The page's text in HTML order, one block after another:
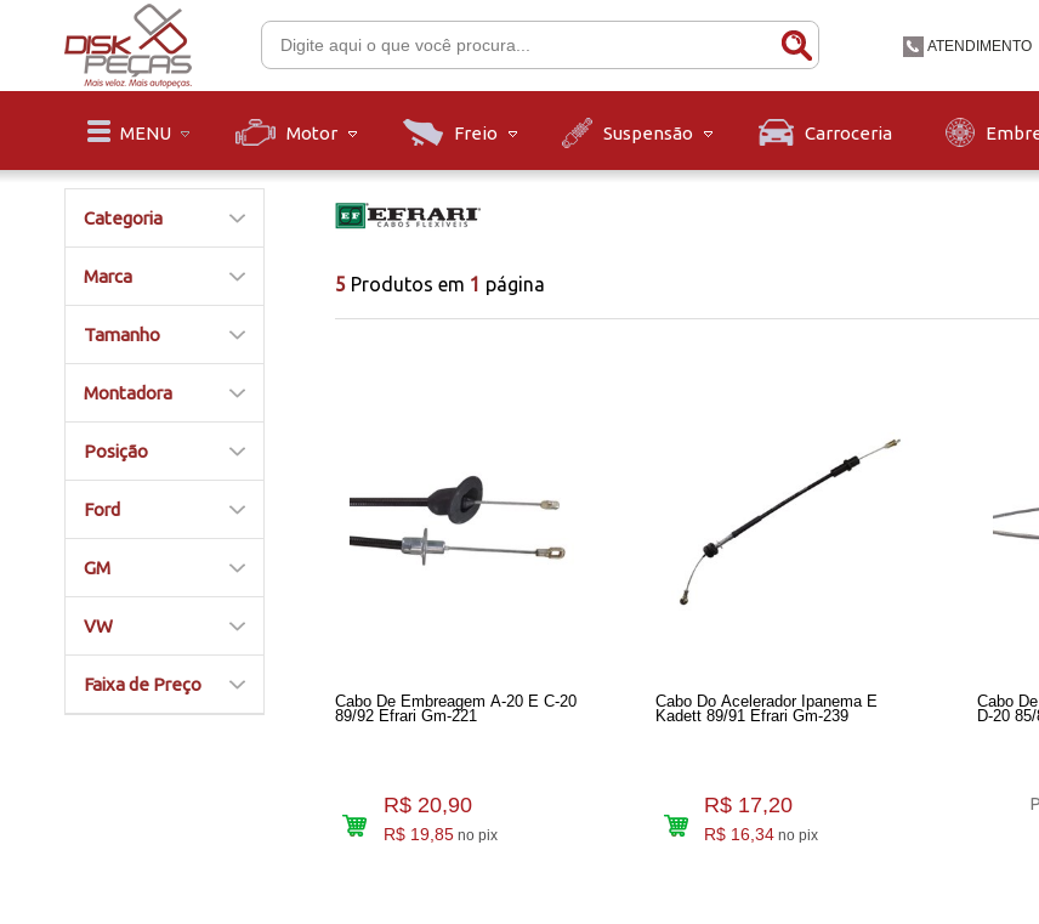
ATENDIMENTO
MENU Motor Freio Suspensão Carroceria
Categoria
Marca
Tamanho
Montadora
Posição
Ford
GM
VW
Faixa de Preço
5 Produtos em 1 página
Cabo De Embreagem A-20 E C-20
89/92 Efrari Gm-221
R$ 20,90
R$ 19,85 no pix
Cabo Do Acelerador Ipanema E
Kadett 89/91 Efrari Gm-239
R$ 17,20
R$ 16,34 no pix
Cabo
D-20